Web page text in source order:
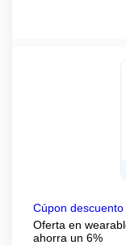
Cúpon
Oferta en
ahorra un 6%